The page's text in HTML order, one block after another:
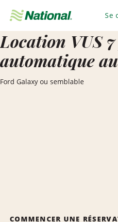
navigation
Se
Location VUS
automatique
Ford Galaxy ou semblable
COMMENCER UNE